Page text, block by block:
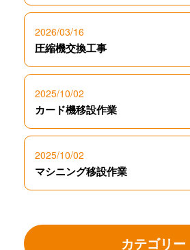
2026/03/16
圧縮機交換工事
2025/10/02
カード機移設作業
2025/10/02
マシニング移設作業
カテゴリー